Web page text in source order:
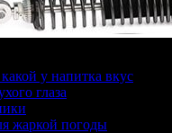
у напитка вкус
глаза
жаркой погоды